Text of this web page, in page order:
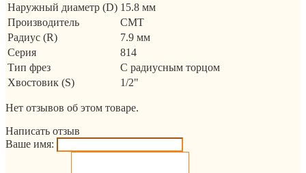
Наружный диаметр (D) 15.8 мм
Производитель
CMT
Радиус (R)
7.9 мм
Серия
814
Тип фрез
С радиусным торцом
Хвостовик (S)
1/2"
Нет отзывов об этом товаре.
Написать отзыв
Ваше имя: